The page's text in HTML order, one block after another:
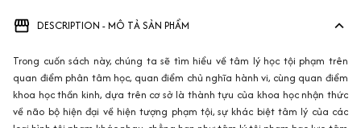
DESCRIPTION - MÔ TẢ SẢN PHẨM
Trong cuốn sách này, chúng ta sẽ tìm hiểu về tâm lý học tội phạm trên
quan điểm phân tâm học, quan điểm chủ nghĩa hành vi, cùng quan điểm
khoa học thần kinh, dựa trên cơ sở là thành tựu của khoa học nhận thức
về não bộ hiện đại về hiện tượng phạm tội, sự khác biệt tâm lý của các